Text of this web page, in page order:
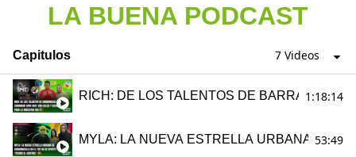
LA BUENA PODCAST
Capitulos 7 Videos
RICH: DE LOS TALENTOS DE 1:18:14
MYLA: LA NUEVA ESTRELLA URBANA DE
53:49